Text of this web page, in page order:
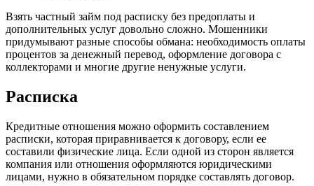
Взять частный займ под расписку без предоплаты и
дополнительных услуг довольно сложно. Мошенники
придумывают разные способы обмана: необходимость оплаты
процентов за денежный перевод, оформление договора с
коллекторами и многие другие ненужные услуги.
Расписка
Кредитные отношения можно оформить составлением
расписки, которая приравнивается к договору, если ее
составили физические лица. Если одной из сторон является
компания или отношения оформляются юридическими
лицами, нужно в обязательном порядке составлять договор.